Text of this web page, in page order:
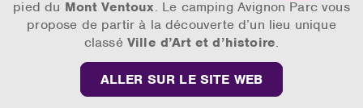
pied du Mont Ventoux. Le camping Avignon Parc vous
propose de partir à la découverte d’un lieu unique
classé Ville d’Art et d’histoire.
ALLER SUR LE SITE WEB